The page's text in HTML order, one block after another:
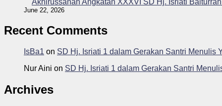
Akhirussanah Angkatan XXXVI SD Hj. Isriati
June 22, 2026
Recent Comments
IsBa1 on SD Hj. Isriati 1 dalam Gerakan Santri Menulis
Nur Aini on SD Hj. Isriati 1 dalam Gerakan Santri
Archives